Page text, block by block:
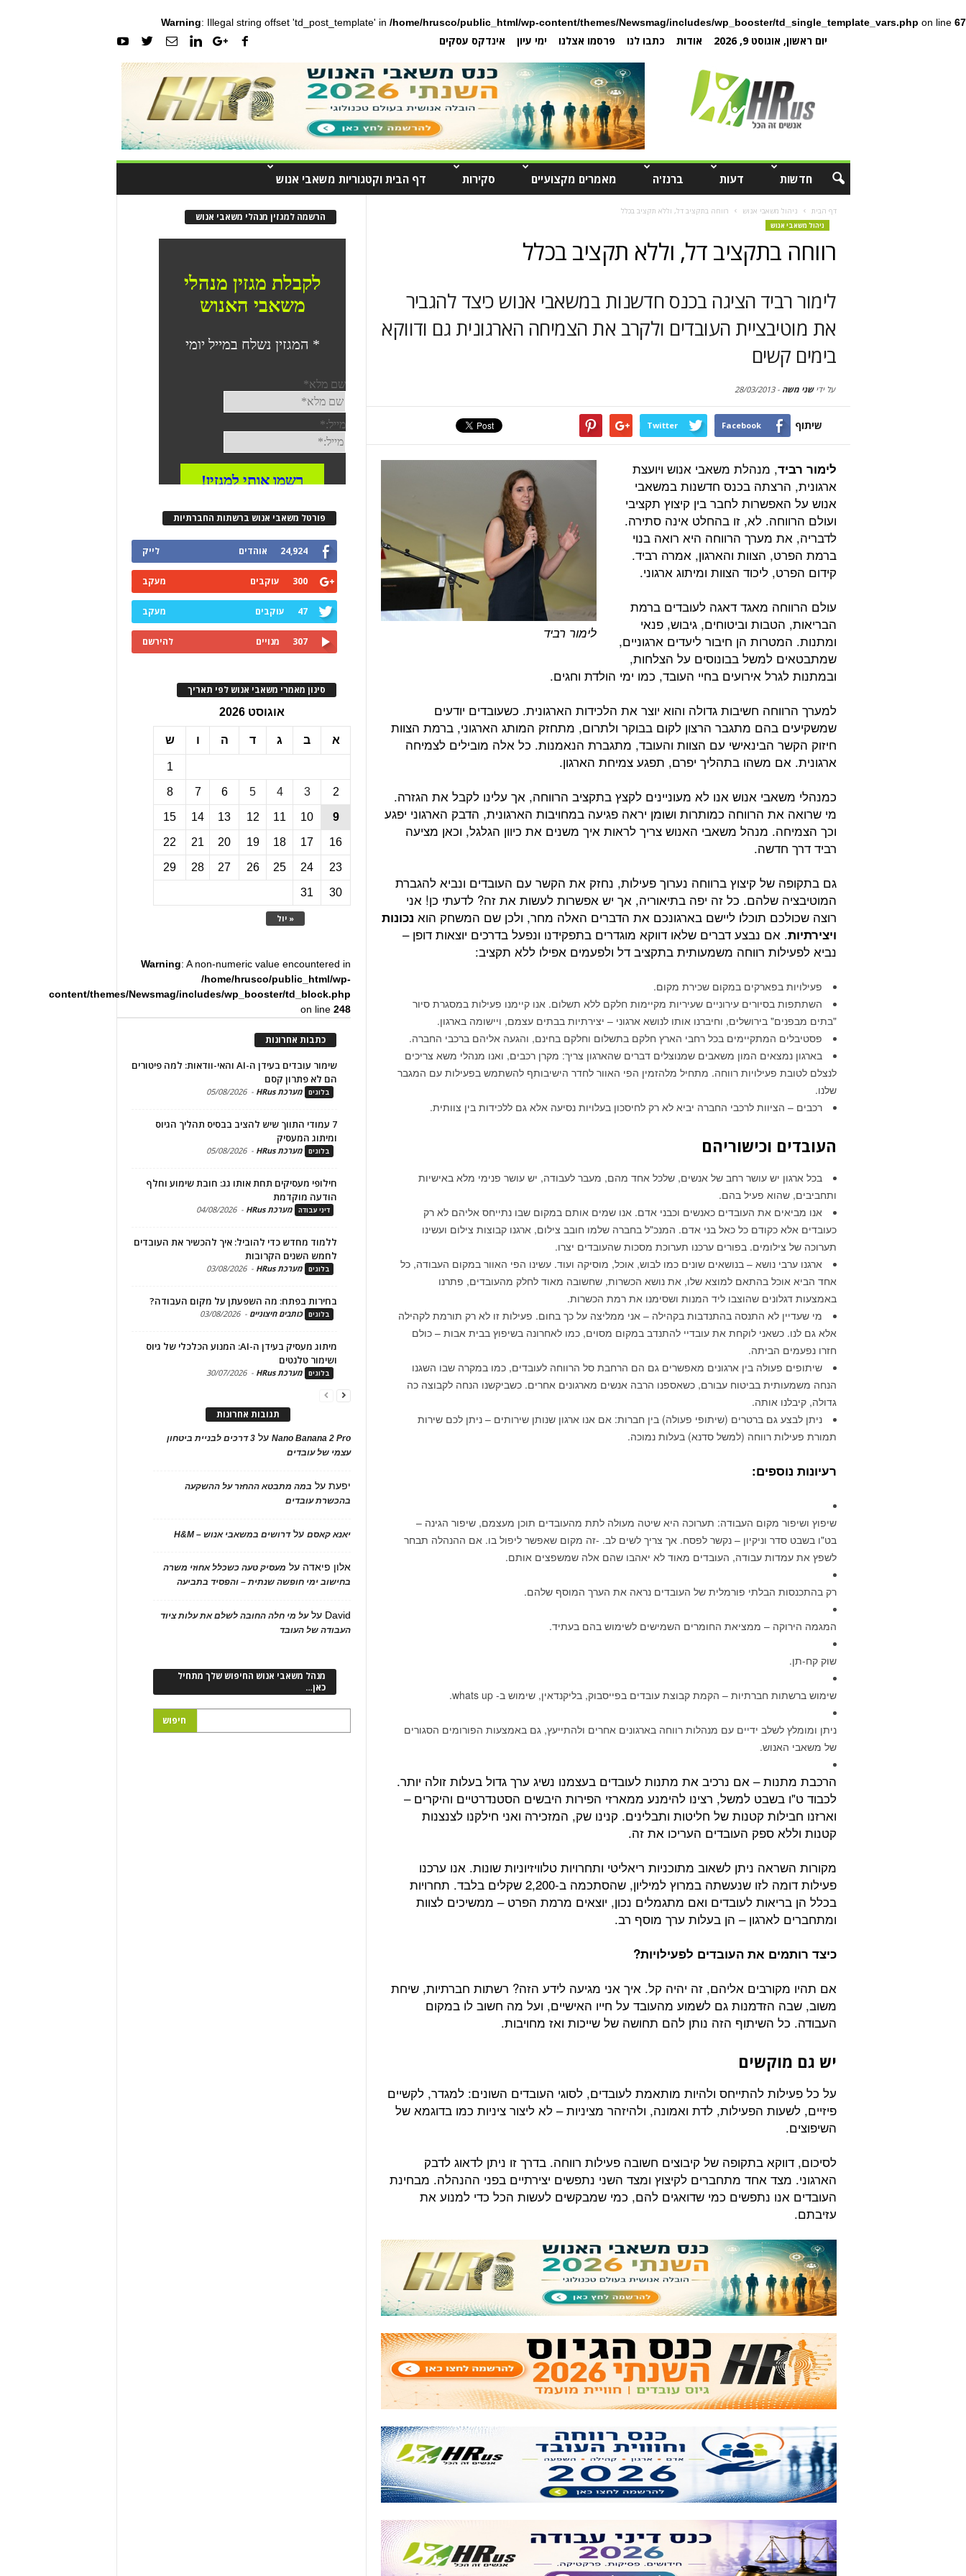
Warning: Illegal string offset 'td_post_template' in /home/hrusco/public_html/wp-content/themes/Newsmag/includes/wp_booster/td_single_template_vars.php on line 67
יום ראשון, אוגוסט 9, 2026 אודות כתבו לנו פרסמו אצלנו ימי עיון אינדקס עסקים
חדשות דעות ברנז'ה מאמרים מקצועיים סקירות דף הבית וקטגוריות משאבי אנוש
דף הבית ניהול משאבי אנוש רווחה בתקציב דל, וללא תקציב בכלל
ניהול משאבי אנוש
רווחה בתקציב דל, וללא תקציב בכלל
לימור רביד הציגה בכנס חדשנות במשאבי אנוש כיצד להגביר
את מוטיבציית העובדים ולקרב את הצמיחה הארגונית גם ודווקא
בימים קשים
על ידישני משה -
28/03/2013
שיתוף Facebook
Twitter
לימור רביד
לימור רביד, מנהלת משאבי אנוש ויועצת
ארגונית, הרצתה בכנס חדשנות במשאבי
אנוש על האפשרות לחבר בין קיצוץ תקציבי
ועולם הרווחה. לא, זו בהחלט אינה סתירה.
לדבריה, את מערך הרווחה היא רואה בנוי
ברמת הפרט, הצוות והארגון, אמרה רביד.
קידום הפרט, ליכוד הצוות ומיתוג ארגוני.
עולם הרווחה מאגד דאגה לעובדים ברמת
הבריאות, הטבות וביטוחים, גיבוש, פנאי
ומתנות. המטרות הן חיבור ליעדים ארגוניים,
שמתבטאים למשל בבונוסים על הצלחות,
ובמתנות לגרל אירועים בחיי העובד, כמו ימי הולדת וחגים.
למערך הרווחה חשיבות גדולה והוא יוצר את הלכידות הארגונית. כשעובדים יודעים
שמשקיעים בהם מתגבר הרצון לקום בבוקר ולתרום, מתחזק המותג הארגוני, ברמת הצוות
חיזוק הקשר הבינאישי עם הצוות והעובד, מתגברת הנאמנות. כל אלה מובילים לצמיחה
ארגונית. אם משהו בתהליך יפרם, תפגע צמיחת הארגון.
כמנהלי משאבי אנוש אנו לא מעוניינים לקצץ בתקציב הרווחה, אך עלינו לקבל את הגזרה.
מי שרואה את הרווחה כמותרות ושומן יראה פגיעה במחויבות הארגונית, הדבק הארגוני יפגע
וכך הצמיחה. מנהל משאבי האנוש צריך לראות איך משנים את כיוון הגלגל, וכאן מציעה
רביד דרך חדשה.
גם בתקופה של קיצוץ ברווחה נערוך פעילות, נחזק את הקשר עם העובדים ונביא להגברת
המוטיבציה שלהם. כל זה יפה בתיאוריה, אך יש אפשרות לעשות את זה? לדעתי כן! אני
רוצה שכולכם תוכלו ליישם בארגונכם את הדברים האלה מחר, ולכן שם המשחק הוא נכונות
ויצירתיות. אם נבצע דברים שלאו דווקא מוגדרים בתפקידנו ונפעל בדרכים יוצאות דופן –
נביא לפעילות רווחה משמעותית בתקציב דל ולפעמים אפילו ללא תקציב:
פעילויות בפארקים במקום שכירת מקום.
השתתפות בסיורים עירוניים שעיריות מקיימות חלקם ללא תשלום. אנו קיימנו פעילות במסגרת סיור
"בתים מבפנים" בירושלים, וחיברנו אותו לנושא ארגוני – יצירתיות בבתים עצמם, ויישומה בארגון.
פסטיבלים המתקיימים בכל רחבי הארץ חלקם בתשלום וחלקם בחינם, והגעה אליהם ברכבי החברה.
בארגון נמצאים המון משאבים שמנוצלים דברים שהארגון צריך: מקרן רכבים, ואנו מנהלי משא צריכים
לנצלם לטובת פעילויות רווחה. מתחיל מלהזמין הפי האוור לחדר הישיבותף להשתמש בפעילות עם המגבר
שלנו.
רכבים – הציוות לרכבי החברה יביא לא רק לחיסכון בעלויות נסיעה אלא גם ללכידות בין צוותית.
העובדים וכישוריהם
בכל ארגון יש עושר רחב של אנשים, שלכל אחד מהם, מעבר לעבודה, יש עושר פנימי מלא באישיות
ותחביבים, שהוא פעיל בהם.
אנו מביאים את העובדים כאנשים וכבני אדם. אנו שמים אותם במקום שבו נתייחס אליהם לא רק
כעובדים אלא כקודם כל כאל בני אדם. המנכ"ל בחברה שלמו חובב צילום, ארגנו קבוצות צילום ועשינו
תערוכה של צילומים. בפורים ערכנו תערוכת מסכות שהעובדים יצרו.
ארגנו ערבי נושא – בנושאים שונים כמו לבוש, אוכל, מוסיקה ועוד. עשינו הפי האוור במקום העבודה, כל
אחד הביא אוכל בהתאם למוצא שלו, את נושא הכשרות, שחשובה מאוד לחלק מהעובדים, פתרנו
באמצעות דגלונים שהוצבו ליד המנות ושסימנו את רמת הכשרות.
מי שעדיין לא התנסה בהתנדבות בקהילה – אני ממליצה על כך בחום. פעילות זו לא רק תורמת לקהילה
אלא גם לנו. כשאני לוקחת את עובדיי להתנדב במקום מסוים, כמו לאחרונה בשיפוץ בבית אבות – כולם
חזרו נפעמים הביתה.
שיתופים פעולה בין ארגונים מאפשרים גם הם הרחבת סל הרווחה לעובדים, כמו במקרה שבו השגנו
הנחה משמעותית בביטוח עבורם, כשאספנו הרבה אנשים מארגונים אחרים. כשביקשנו הנחה לקבוצה כה
גדולה, קיבלנו אותה.
ניתן לבצע גם ברטרים (שיתופי פעולה) בין חברות: אם אנו ארגון שנותן שירותים – ניתן לכם שירות
תמורת פעילות רווחה (למשל סדנא) בעלות נמוכה.
רעיונות נוספים:
שיפוץ ושיפור מקום העבודה: תערוכה היא שיטה מעולה לתת מהעובדים תוכן מעצמם, שיפור הגינה –
בט"ו בשבט סדר וניקיון – נקשר לפסח. אך צריך לשים לב. -זה מקום שאפשר ליפול בו. אם ההנהלה תבחר
לשפץ את עמדות עבודה, העובדים מאוד לא יאהבו שהם אלה שמשפצים אותם.
רק בהתכנסות הבלתי פורמלית של העובדים נראה את הערך המוסף שלהם.
המגמה הירוקה – ממציאת החומרים השמישים לשימוש בהם בעתיד.
שוק קח-תן.
שימוש ברשתות חברתיות – הקמת קבוצת עובדים בפייסבוק, בליקנדאין, שימוש ב- whats up.
ניתן ומומלץ לשלב ידיים עם מנהלות רווחה בארגונים אחרים ולהתייעץ, גם באמצעות הפורומים הסגורים
של משאבי האנוש.
הרכבת מתנות – אם נרכיב את מתנות לעובדים בעצמנו נשיג ערך גדול בעלות זולה יותר.
לכבוד ט"ו בשבט למשל, רצינו להימנע ממארזי הפירות היבשים הסטנדרטיים והיקרים –
וארזנו חבילות קטנות של חליטות ותבלינים. קנינו שק, המזכירה ואני חילקנו לצנצנות
קטנות וללא ספק העובדים העריכו את זה.
מקורות השראה ניתן לשאוב מתוכניות ריאליטי ותחרויות טלוויזיוניות שונות. אנו ערכנו
פעילות דומה לזו שנעשתה במרוץ למיליון, שהסתכמה ב-2,200 שקלים בלבד. תחרויות
בכלל הן בריאות לעובדים ואם מתגמלים נכון, יוצאים מרמת הפרט – ממשיכים לצוות
ומתחברים לארגון – הן בעלות ערך מוסף רב.
כיצד רותמים את העובדים לפעילויות?
אם תהיו מקורבים אליהם, זה יהיה קל. איך אני מגיעה לידע הזה? רשתות חברתיות, שיחת
משוב, שבה הזדמנות גם לשמוע מהעובד על חייו האישיים, ועל מה חשוב לו במקום
העבודה. כל השיתוף הזה נותן להם תחושה של שייכות ואז מחויבות.
יש גם מוקשים
על כל פעילות להתייחס ולהיות מותאמת לעובדים, לסוגי העובדים השונים: למגדר, לקשיים
פיזיים, לשעות הפעילות, לדת ואמונה, ולהיזהר מציניות – לא ליצור ציניות כמו בדוגמא של
השיפוצים.
לסיכום, דווקא בתקופה של קיבוצים חשובה פעילות רווחה. בדרך זו ניתן לדאוג לדבק
הארגוני. מצד אחד מתחברים לקיצוץ ומצד השני נתפשים יצירתיים בפני ההנהלה. מבחינת
העובדים אנו נתפשים כמי שדואגים להם, כמי שמבקשים לעשות הכל כדי למנוע את
עזיבתם.
הרשמה למגזין מנהלי משאבי אנוש
פורטל משאבי אנוש ברשתות החברתיות
24,924 אוהדים לייק
300 עוקבים מעקב
47 עוקבים מעקב
307 מנויים להירשם
סינון מאמרי משאבי אנוש לפי תאריך
אוגוסט 2026
א ב ג ד ה ו ש
« יול
1
2
3
4
5
6
7
8
9
10
11
12
13
14
15
16
17
18
19
20
21
22
23
24
25
26
27
28
29
30
31
Warning: A non-numeric value encountered in
/home/hrusco/public_html/wp-
content/themes/Newsmag/includes/wp_booster/td_block.php
on line248
כתבות אחרונות
שימור עובדים בעידן ה-AI והאי-וודאות: למה פיטורים
הם לא פתרון קסם
בלוגים מערכת HRus -
05/08/2026
7 עמודי התווך שיש להציב בבסיס תהליך הגיוס
ומיתוג המעסיק
בלוגים מערכת HRus -
05/08/2026
חילופי מעסיקים תחת אותו גג: חובת שימוע וחלף
הודעה מוקדמת
דיני עבודה מערכת HRus -
04/08/2026
ללמוד מחדש כדי להוביל: איך להכשיר את העובדים
לחמש השנים הקרובות
בלוגים מערכת HRus -
03/08/2026
בחירות בפתח: מה השפעתן על מקום העבודה?
בלוגים כותבים חיצוניים -
03/08/2026
מיתוג מעסיק בעידן ה-AI: המנוע הכלכלי של גיוס
ושימור טלנטים
בלוגים מערכת HRus -
30/07/2026
תגובות אחרונות
Nano Banana 2 Proעל 3 דרכים לבניית ביטחון
עצמי של עובדים
יפעתעל במה מתבטא ההחזר על ההשקעה
בהכשרת עובדים
יאנא קאסםעלדרושים במשאבי אנוש – H&M
אלון פיאדה על מעסיק טעה כשכלל אחוזי משרה
בחישוב ימי חופשה שנתית – והפסיד בתביעה
David עלעל מי חלה החובה לשלם את עלות ציוד
העבודה של העובד
מנהל משאבי אנוש החיפוש שלך מתחיל
כאן…